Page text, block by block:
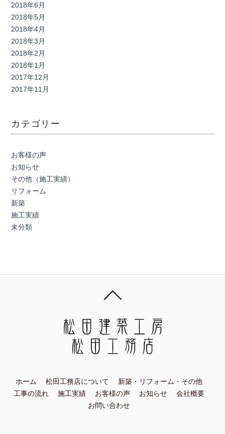
2018年6月
2018年5月
2018年4月
2018年3月
2018年2月
2018年1月
2017年12月
2017年11月
カテゴリー
お客様の声
お知らせ
その他（施工実績）
リフォーム
新築
施工実績
未分類
ホーム 松田工務店について
新築・リフォーム・その他
工事の流れ
施工実績 お客様の声 お知らせ
会社概要
お問い合わせ